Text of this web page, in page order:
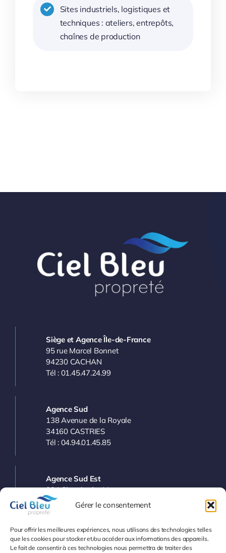
Gérer le consentement
Pour offrir les meilleures expériences, nous utilisons des technologies telles
que les cookies pour stocker et/ou accéder aux informations des appareils.
Le fait de consentir à ces technologies nous permettra de traiter des
Sites industriels, logistiques et
techniques : ateliers, entrepôts,
chaînes de production
Siège et Agence Île-de-France
95 rue Marcel Bonnet
94230 CACHAN
Tél : 01.45.47.24.99
Agence Sud
138 Avenue de la Royale
34160 CASTRIES
Tél : 04.94.01.45.85
Agence Sud Est
224 Chemin des Vergers
83143 LE VAL
Tél : 04.94.77.11.03